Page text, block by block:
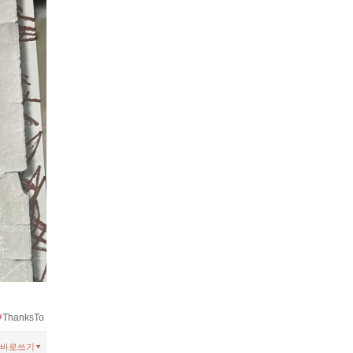
ThanksTo
로쓰기